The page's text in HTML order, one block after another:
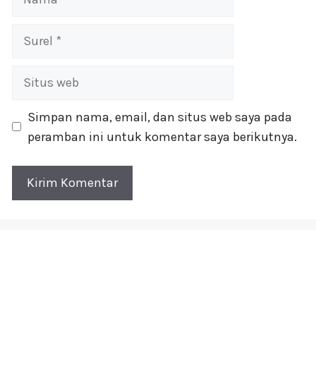
Surel
Situs
Simpan nama, email, dan situs web saya pada
peramban ini untuk komentar saya berikutnya.